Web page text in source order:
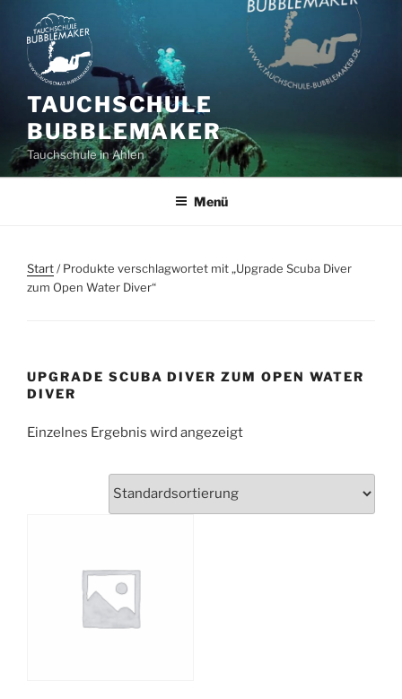
Inhalt
springen
TAUCHSCHULE
BUBBLEMAKER
Tauchschule in Ahlen
Menü
Start/ Produkte verschlagwortet mit „Upgrade Scuba Diver
zum Open Water Diver“
UPGRADE SCUBA DIVER ZUM OPEN WATER
DIVER
Einzelnes Ergebnis wird angezeigt